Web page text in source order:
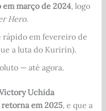
em março de 2024, logo
Hero.
em fevereiro de
a luta do Kuririn).
— até agora.
Uchida
em 2025, e que a